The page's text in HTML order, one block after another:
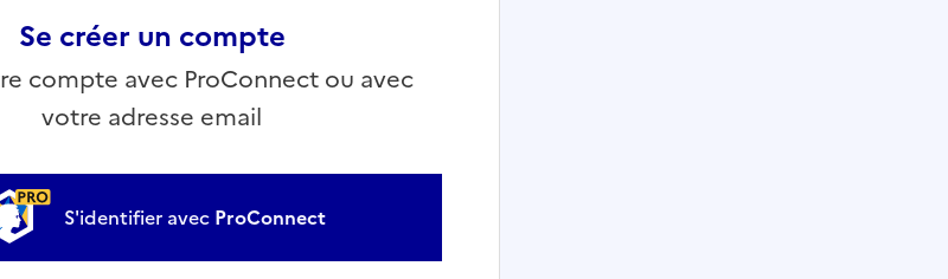
Se créer un compte
compte avec ProConnect ou avec
votre adresse email
S'identifier avec ProConnect